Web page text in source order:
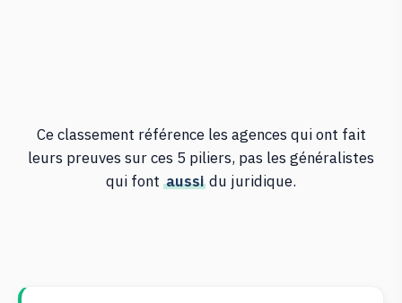
Ce classement référence les agences qui ont fait
leurs preuves sur ces 5 piliers, pas les généralistes
qui fontaussidu juridique.